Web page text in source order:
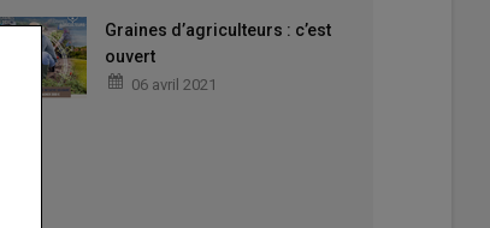
Graines d’agriculteurs : c’est
ouvert
06 avril 2021